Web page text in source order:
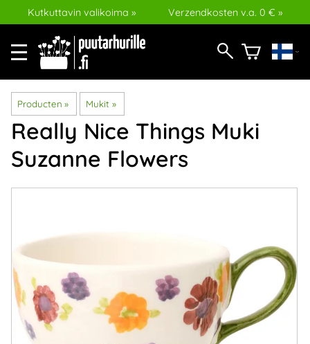
Kutkuttavin valikoima » Verzendkosten v.a. 0 € »
Producten ‪» Mukit ‪»
Really Nice Things Muki
Suzanne Flowers